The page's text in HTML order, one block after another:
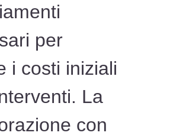
per
i costi iniziali
La
con